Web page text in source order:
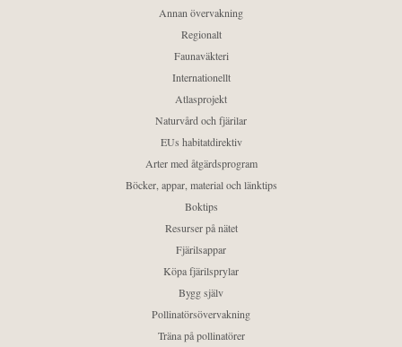
Annan övervakning
Regionalt
Faunaväkteri
Internationellt
Atlasprojekt
Naturvård och fjärilar
EUs habitatdirektiv
Arter med åtgärdsprogram
Böcker, appar, material och länktips
Boktips
Resurser på nätet
Fjärilsappar
Köpa fjärilsprylar
Bygg själv
Pollinatörsövervakning
Träna på pollinatörer